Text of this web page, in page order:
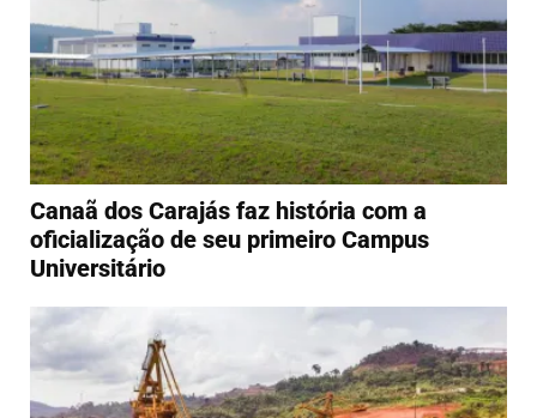
Canaã dos Carajás faz história com a
oficialização de seu primeiro Campus
Universitário